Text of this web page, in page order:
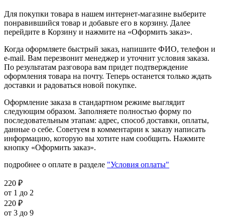
Для покупки товара в нашем интернет-магазине выберите
понравившийся товар и добавьте его в корзину. Далее
перейдите в Корзину и нажмите на «Оформить заказ».
Когда оформляете быстрый заказ, напишите ФИО, телефон и
e-mail. Вам перезвонит менеджер и уточнит условия заказа.
По результатам разговора вам придет подтверждение
оформления товара на почту. Теперь останется только ждать
доставки и радоваться новой покупке.
Оформление заказа в стандартном режиме выглядит
следующим образом. Заполняете полностью форму по
последовательным этапам: адрес, способ доставки, оплаты,
данные о себе. Советуем в комментарии к заказу написать
информацию, которую вы хотите нам сообщить. Нажмите
кнопку «Оформить заказ».
подробнее о оплате в разделе "Условия оплаты"
220 ₽
от 1 до 2
220 ₽
от 3 до 9